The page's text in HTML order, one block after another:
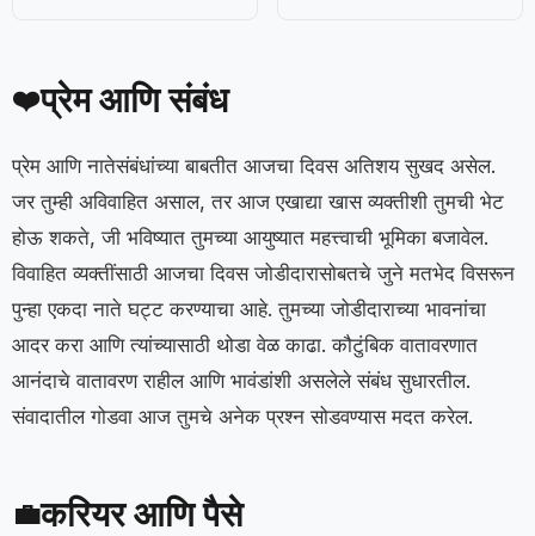
❤️प्रेम आणि संबंध
प्रेम आणि नातेसंबंधांच्या बाबतीत आजचा दिवस अतिशय सुखद असेल.
जर तुम्ही अविवाहित असाल, तर आज एखाद्या खास व्यक्तीशी तुमची भेट
होऊ शकते, जी भविष्यात तुमच्या आयुष्यात महत्त्वाची भूमिका बजावेल.
विवाहित व्यक्तींसाठी आजचा दिवस जोडीदारासोबतचे जुने मतभेद विसरून
पुन्हा एकदा नाते घट्ट करण्याचा आहे. तुमच्या जोडीदाराच्या भावनांचा
आदर करा आणि त्यांच्यासाठी थोडा वेळ काढा. कौटुंबिक वातावरणात
आनंदाचे वातावरण राहील आणि भावंडांशी असलेले संबंध सुधारतील.
संवादातील गोडवा आज तुमचे अनेक प्रश्न सोडवण्यास मदत करेल.
💼करियर आणि पैसे